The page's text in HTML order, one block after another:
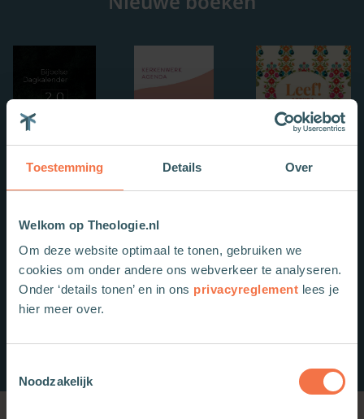
Toestemming Details Over
Welkom op Theologie.nl
Om deze website optimaal te tonen, gebruiken we
cookies om onder andere ons webverkeer te analyseren.
Onder ‘details tonen’ en in ons privacyreglement lees je
hier meer over.
Noodzakelijk